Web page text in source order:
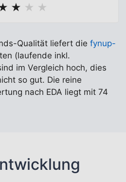
★ ★ ★
Qualität liefert die fynup-
(laufende inkl.
im Vergleich hoch, dies
so gut. Die reine
nach EDA liegt mit 74